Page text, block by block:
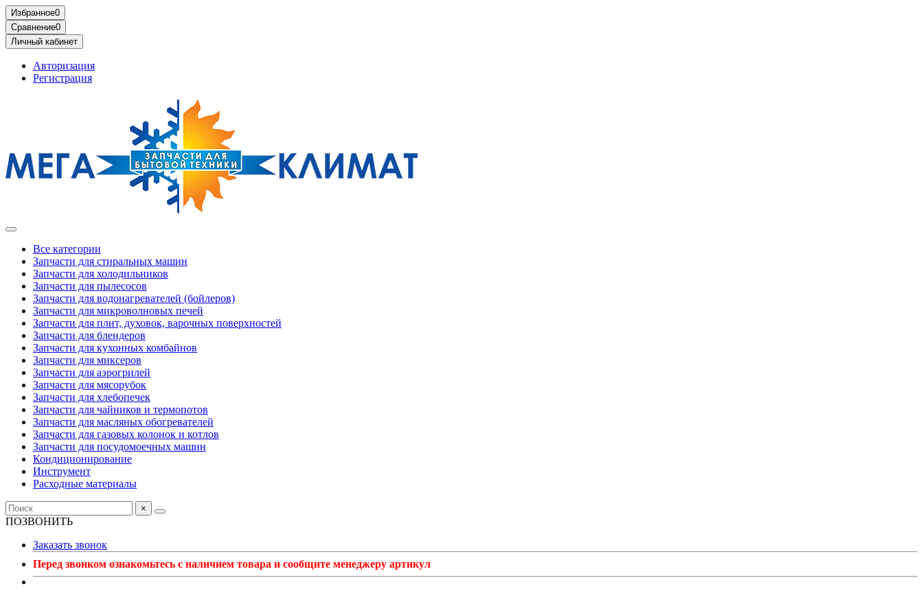
Избранное0
Сравнение0
Личный кабинет
Авторизация
Регистрация
Все категории
Запчасти для стиральных машин
Запчасти для холодильников
Запчасти для пылесосов
Запчасти для водонагревателей (бойлеров)
Запчасти для микроволновых печей
Запчасти для плит, духовок, варочных поверхностей
Запчасти для блендеров
Запчасти для кухонных комбайнов
Запчасти для миксеров
Запчасти для аэрогрилей
Запчасти для мясорубок
Запчасти для хлебопечек
Запчасти для чайников и термопотов
Запчасти для масляных обогревателей
Запчасти для газовых колонок и котлов
Запчасти для посудомоечных машин
Кондиционирование
Инструмент
Расходные материалы
×
ПОЗВОНИТЬ
Заказать звонок
Перед звонком ознакомьтесь с наличием товара и сообщите менеджеру артикул